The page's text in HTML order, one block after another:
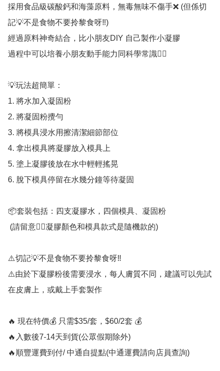
採用食品級碳酸鈣和海藻原料，無毒無味不傷手❌ (但係切
記💡不是食物不要拎黎食呀‼️)
經過原料神奇結合，比小朋友DIY 自己製作小凝膠
過程中可以培養小朋友動手能力同科學常識👍🏻
💡玩法超簡單：
1. 將水加入凝固粉
2. 將凝固粉攪勻
3. 將模具浸水用擦清潔細節部位
4. 拿出模具將凝膠放入模具上
5. 塗上凝膠後放在水中輕輕搖晃
6. 脫下模具停留在水幾分鐘等待凝固
📦套裝包括：四支凝膠水，四個模具、凝固粉
⚠️切記💡不是食物不要拎黎食呀‼️
⚠️由於下凝膠粉後需要浸水，每人膚質不同，建議可以先試
在皮膚上，或戴上手套製作
🔥 現在特價💰 只需$35/套，$60/2套 💰
🔥入數後7-14天到貨(公眾假期除外)
🔥順豐運費到付/ 中通自提點(中通運費請向店員查詢)